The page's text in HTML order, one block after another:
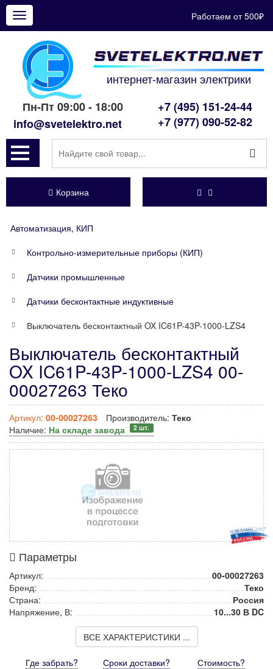
Показать
меню
Работаем от 500₽
интернет-магазин электрики
Пн-Пт 09:00 - 18:00
info@svetelektro.net
+7 (495) 151-24-44
+7 (977) 090-52-82
Корзина
Автоматизация, КИП
Контрольно-измерительные приборы (КИП)
Датчики промышленные
Датчики бесконтактные индуктивные
Выключатель бесконтактный OX IC61P-43P-1000-LZS4
Выключатель бесконтактный
OX IC61P-43P-1000-LZS4 00-
00027263 Теко
Артикул: 00-00027263 Производитель: Теко
Наличие: На складе завода 2 шт.
Параметры
Артикул:
00-00027263
Бренд:
Теко
Страна:
Россия
Напряжение, В:
10...30 В DC
ВСЕ ХАРАКТЕРИСТИКИ ...
Где забрать? Сроки доставки? Стоимость?